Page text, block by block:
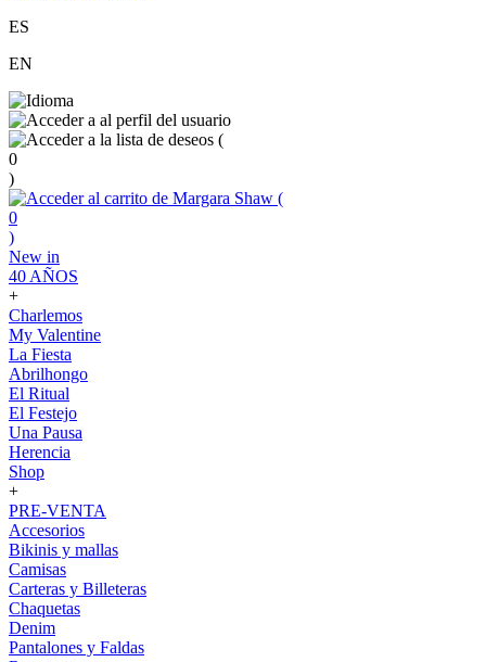
ES
EN
(
0
)
(
0
)
New in
40 AÑOS
+
Charlemos
My Valentine
La Fiesta
Abrilhongo
El Ritual
El Festejo
Una Pausa
Herencia
Shop
+
PRE-VENTA
Accesorios
Bikinis y mallas
Camisas
Carteras y Billeteras
Chaquetas
Denim
Pantalones y Faldas